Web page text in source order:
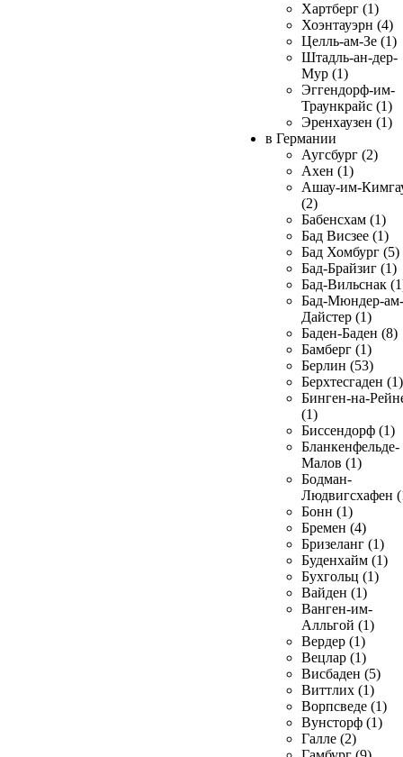
Хартберг (1)
Хоэнтауэрн (4)
Целль-ам-Зе (1)
Штадль-ан-дер-
Мур (1)
Эггендорф-им-
Траункрайс (1)
Эренхаузен (1)
в Германии
Аугсбург (2)
Ахен (1)
Ашау-им-
(2)
Бабенсхам (1)
Бад Висзее (1)
Бад Хомбург (5)
Бад-Брайзиг (1)
Бад-Вильснак
Бад-Мюндер-ам-
Дайстер (1)
Баден-Баден (8)
Бамберг (1)
Берлин (53)
Берхтесгаден (1)
Бинген-на-
(1)
Биссендорф (1)
Бланкенфельде-
Малов (1)
Бодман-
Людвигсхафен
Бонн (1)
Бремен (4)
Бризеланг (1)
Буденхайм (1)
Бухгольц (1)
Вайден (1)
Ванген-им-
Алльгой (1)
Вердер (1)
Вецлар (1)
Висбаден (5)
Виттлих (1)
Ворпсведе (1)
Вунсторф (1)
Галле (2)